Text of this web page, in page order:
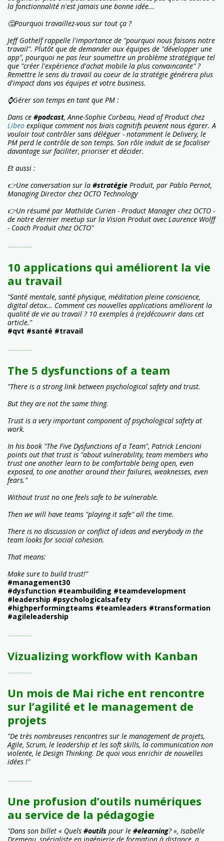
la fonctionnalité n'est jamais une bonne idée...
🤔Pourquoi travaillez-vous sur tout ça ?
Jeff Gothelf rappelle l'importance de "pourquoi nous faisons notre
travail". Plutôt que de demander aux équipes de "développer une
app", pourquoi ne pas leur soumettre un problème stratégique tel
que "créer l'expérience d'achat mobile la plus convaincante" ?
Remettre le sens du travail au coeur de la stratégie générera plus
d'impact dans vos équipes et votre business.
⌚Gérer son temps en tant que PM :
Dans ce #podcast, Anne-Sophie Corbeau, Head of Product chez
Libeo explique comment nos biais cognitifs peuvent nous égarer. A
vouloir tout contrôler sans déléguer - notamment le Delivery, le
PM perd le contrôle de son temps. Son rôle induit de se focaliser
davantage sur faciliter, prioriser et décider.
Et aussi :
👉Une conversation sur la #stratégie Produit, par Pablo Pernot,
Managing Director chez OCTO Technology
👉Un résumé par Mathilde Curien - Product Manager chez OCTO -
de notre dernier meetup sur la Vision Produit avec Laurence Wolff
- Coach Produit chez OCTO"
----------
10 applications qui améliorent la vie
au travail
"Santé mentale, santé physique, méditation pleine conscience,
digital detox… Comment ces nouvelles applications améliorent la
qualité de vie au travail ? 10 exemples à (re)découvrir dans cet
article."
#qvt #santé #travail
----------
The 5 dysfunctions of a team
"There is a strong link between psychological safety and trust.
But they are not the same thing.
Trust is a very important component of psychological safety at
work.
In his book "The Five Dysfunctions of a Team", Patrick Lencioni
points out that trust is "about vulnerability, team members who
trust one another learn to be comfortable being open, even
exposed, to one another around their failures, weaknesses, even
fears."
Without trust no one feels safe to be vulnerable.
Then we will have teams "playing it safe" all the time.
There is no discussion or conflict of ideas and everybody in the
team looks for social cohesion.
That means:
Make sure to build trust!"
#management30
#dysfunction #teambuilding #teamdevelopment
#leadership #psychologicalsafety
#highperformingteams #teamleaders #transformation
#agileleadership
----------
Vizualizing workflow with Kanban
----------
Un mois de Mai riche ent rencontre
sur l’agilité et le management de
projets
"De très nombreuses rencontres sur le management de projets,
Agile, Scrum, le leadership et les soft skills, la communication non
violente, le Design Thinking. De quoi vous enrichir de nouvelles
idées !"
----------
Une profusion d’outils numériques
au service de la pédagogie
"Dans son billet « Quels #outils pour le #elearning? », Isabelle